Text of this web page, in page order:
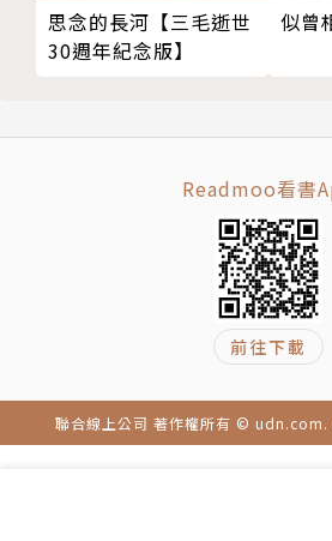
鄭丰/原著
但我仍願作此一夢，為武俠創作
世間多寫出一部可讀性高的傳統武
鄭丰，本名陳宇慧，生長於台北
工學院，畢業後曾在香港任職投資
現已離開投資銀行業，定居香港
雙俠》獲全球華文新武俠大賽首
次的超人氣點閱率，出版後隨即
龍的佈局、梁羽生的典雅，具新
思念的長河【三毛逝世
30週年紀念版】
似曾
Readmoo看書
前往下載
聯合線上公司 著作權所有 ©